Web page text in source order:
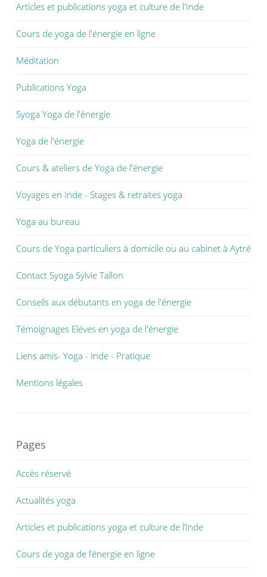
Articles et publications yoga et culture de l'Inde
Cours de yoga de l'énergie en ligne
Méditation
Publications Yoga
Syoga Yoga de l'énergie
Yoga de l'énergie
Cours & ateliers de Yoga de l'énergie
Voyages en Inde - Stages & retraites yoga
Yoga au bureau
Cours de Yoga particuliers à domicile ou au cabinet à Aytré
Contact Syoga Sylvie Tallon
Conseils aux débutants en yoga de l'énergie
Témoignages Elèves en yoga de l'énergie
Liens amis- Yoga - Inde - Pratique
Mentions légales
Pages
Accès réservé
Actualités yoga
Articles et publications yoga et culture de l’Inde
Cours de yoga de l’énergie en ligne